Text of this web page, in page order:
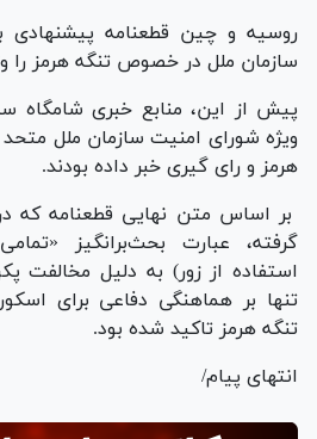
روسیه و چین قطعنامه پیشنهادی
سازمان ملل در خصوص تنگه هرمز را
پیش از این، منابع خبری
ویژه شورای امنیت سازمان ملل
هرمز و رای گیری خبر داده بودند.
بر اساس متن نهایی قطعنامه که در
گرفته، عبارت بحث‌برانگیز
استفاده از زور) به دلیل
تنها بر هماهنگی دفاعی برای
تنگه هرمز تاکید شده بود.
انتهای پیام/